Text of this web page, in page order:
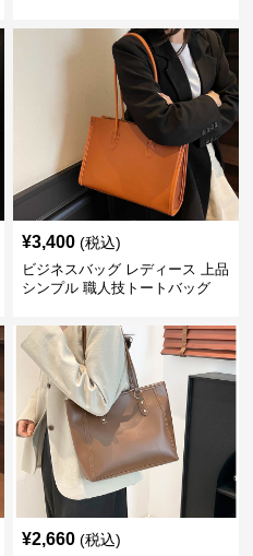
¥3,400 (税込)
ビジネスバッグ レディース 上品
シンプル 職人技トートバッグ
¥2,660 (税込)